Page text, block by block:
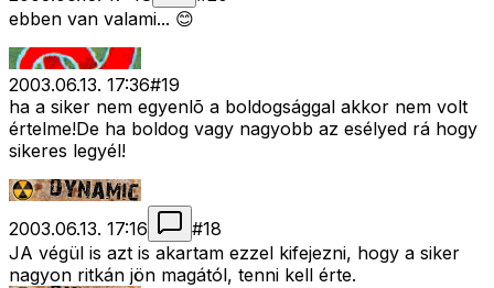
ebben van valami... 😊
2003.06.13. 17:36#19
ha a siker nem egyenlõ a boldogsággal akkor nem volt
értelme!De ha boldog vagy nagyobb az esélyed rá hogy
sikeres legyél!
2003.06.13. 17:16 #18
JA végül is azt is akartam ezzel kifejezni, hogy a siker
nagyon ritkán jön magától, tenni kell érte.